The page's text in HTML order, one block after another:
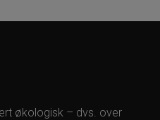
økologisk – dvs. over